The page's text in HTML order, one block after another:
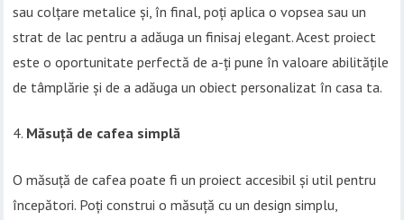
sau colțare metalice și, în final, poți aplica o vopsea sau un
strat de lac pentru a adăuga un finisaj elegant. Acest proiect
este o oportunitate perfectă de a-ți pune în valoare abilitățile
de tâmplărie și de a adăuga un obiect personalizat în casa ta.
Măsuță de cafea simplă
O măsuță de cafea poate fi un proiect accesibil și util pentru
începători. Poți construi o măsuță cu un design simplu,